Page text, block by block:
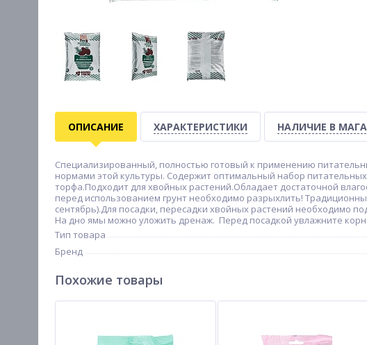
ОПИСАНИЕ ХАРАКТЕРИСТИКИ НАЛИЧИЕ В
Специализированный, полностью готовый к применению
нормами этой культуры. Содержит оптимальный набор
торфа.Подходит для хвойных растений.Обладает достаточной
перед использованием грунт необходимо разрыхлить!
сентябрь).Для посадки, пересадки хвойных растений необходимо
На дно ямы можно уложить дренаж. Перед посадкой увлажните
Тип товара
Бренд
Похожие товары